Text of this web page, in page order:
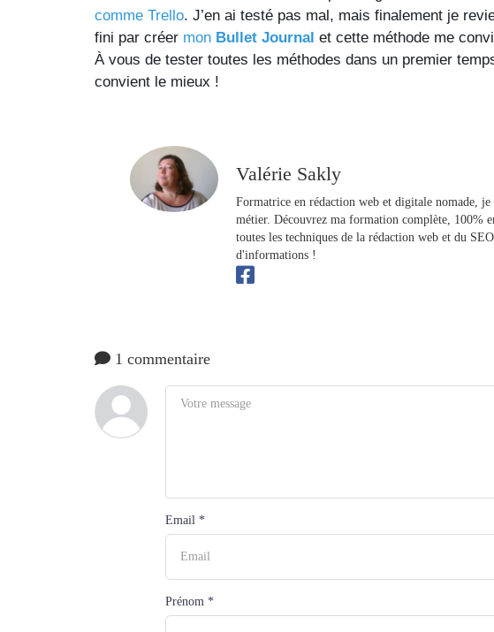
comme Trello. J’en ai testé pas mal, mais finalement je
fini par créer mon Bullet Journal et cette méthode me
À vous de tester toutes les méthodes dans un premier
convient le mieux !
Valérie Sakly
Formatrice en rédaction web et digitale nomade,
métier. Découvrez ma formation complète, 100%
toutes les techniques de la rédaction web et du
d'informations !
1 commentaire
Email *
Prénom *